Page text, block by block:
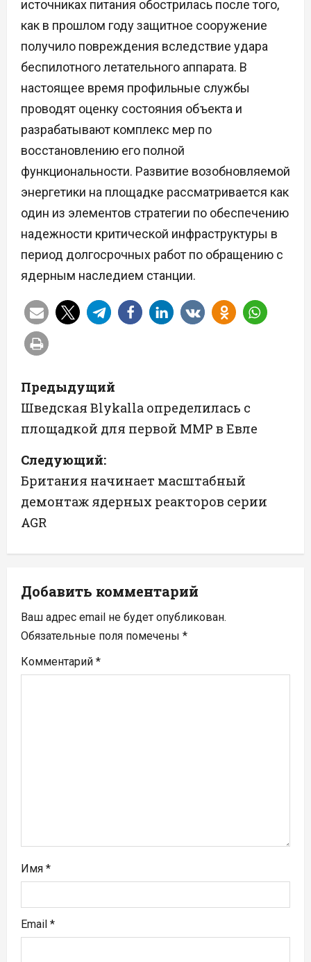
источниках питания обострилась после того,
как в прошлом году защитное сооружение
получило повреждения вследствие удара
беспилотного летательного аппарата. В
настоящее время профильные службы
проводят оценку состояния объекта и
разрабатывают комплекс мер по
восстановлению его полной
функциональности. Развитие возобновляемой
энергетики на площадке рассматривается как
один из элементов стратегии по обеспечению
надежности критической инфраструктуры в
период долгосрочных работ по обращению с
ядерным наследием станции.
Н
а
в
и
г
а
ц
и
я
п
о
я
м
Предыдущий
Шведская Blykalla определилась с
площадкой для первой ММР в Евле
Следующий:
Британия начинает масштабный
демонтаж ядерных реакторов серии
AGR
Добавить комментарий
Ваш адрес email не будет опубликован.
Обязательные поля помечены *
Комментарий *
Имя *
Email *